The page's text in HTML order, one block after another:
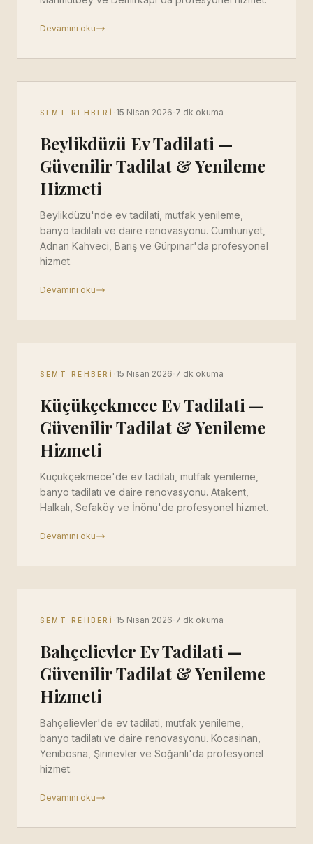
Devamını oku
SEMT REHBERI 15 Nisan 2026 7 dk okuma
Beylikdüzü Ev Tadilati —
Güvenilir Tadilat & Yenileme
Hizmeti
Beylikdüzü'nde ev tadilati, mutfak yenileme,
banyo tadilatı ve daire renovasyonu. Cumhuriyet,
Adnan Kahveci, Barış ve Gürpınar'da profesyonel
hizmet.
Devamını oku
SEMT REHBERI 15 Nisan 2026 7 dk okuma
Küçükçekmece Ev Tadilati —
Güvenilir Tadilat & Yenileme
Hizmeti
Küçükçekmece'de ev tadilati, mutfak yenileme,
banyo tadilatı ve daire renovasyonu. Atakent,
Halkalı, Sefaköy ve İnönü'de profesyonel hizmet.
Devamını oku
SEMT REHBERI 15 Nisan 2026 7 dk okuma
Bahçelievler Ev Tadilati —
Güvenilir Tadilat & Yenileme
Hizmeti
Bahçelievler'de ev tadilati, mutfak yenileme,
banyo tadilatı ve daire renovasyonu. Kocasinan,
Yenibosna, Şirinevler ve Soğanlı'da profesyonel
hizmet.
Devamını oku